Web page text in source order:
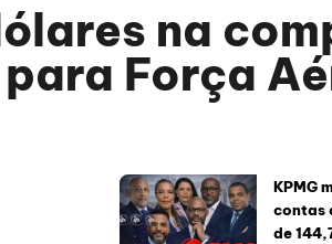
na
Força
KPMG
contas
de